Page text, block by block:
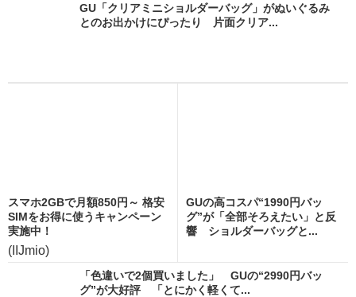
GU「クリアミニショルダーバッグ」がぬいぐるみ
とのお出かけにぴったり 片面クリア...
スマホ2GBで月額850円～ 格安
SIMをお得に使うキャンペーン
実施中！
(IIJmio)
GUの高コスパ“1990円バッ
グ”が「全部そろえたい」と反
響 ショルダーバッグと...
「色違いで2個買いました」 GUの“2990円バッ
グ”が大好評 「とにかく軽くて...